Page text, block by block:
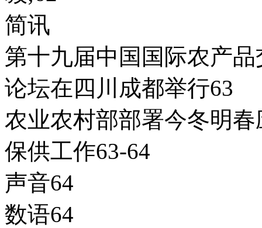
简讯
第十九届中国国际农产
论坛在四川成都举行63
农业农村部部署今冬明
保供工作63-64
声音64
数语64